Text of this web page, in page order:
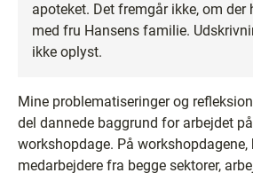
apoteket. Det fremgår ikke, om
med fru Hansens familie.
ikke oplyst.
Mine problematiseringer og
del dannede baggrund for arbejdet
workshopdage. På workshopdagene,
medarbejdere fra begge sektorer,